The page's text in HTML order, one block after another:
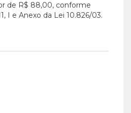
de R$ 88,00, conforme
I e Anexo da Lei 10.826/03.